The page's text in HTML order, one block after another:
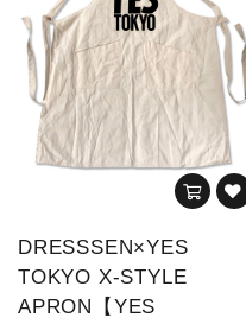
DRESSSEN×YES
TOKYO X-STYLE
APRON【YES